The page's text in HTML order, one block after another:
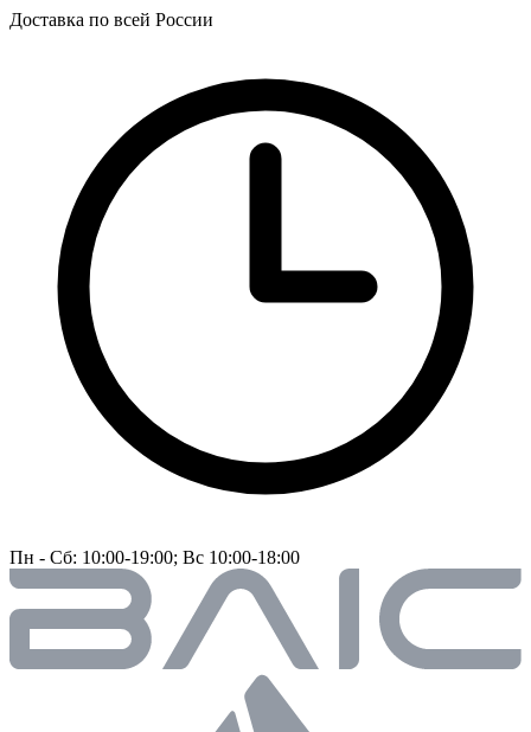
Доставка по всей России
Пн - Сб: 10:00-19:00; Вс 10:00-18:00